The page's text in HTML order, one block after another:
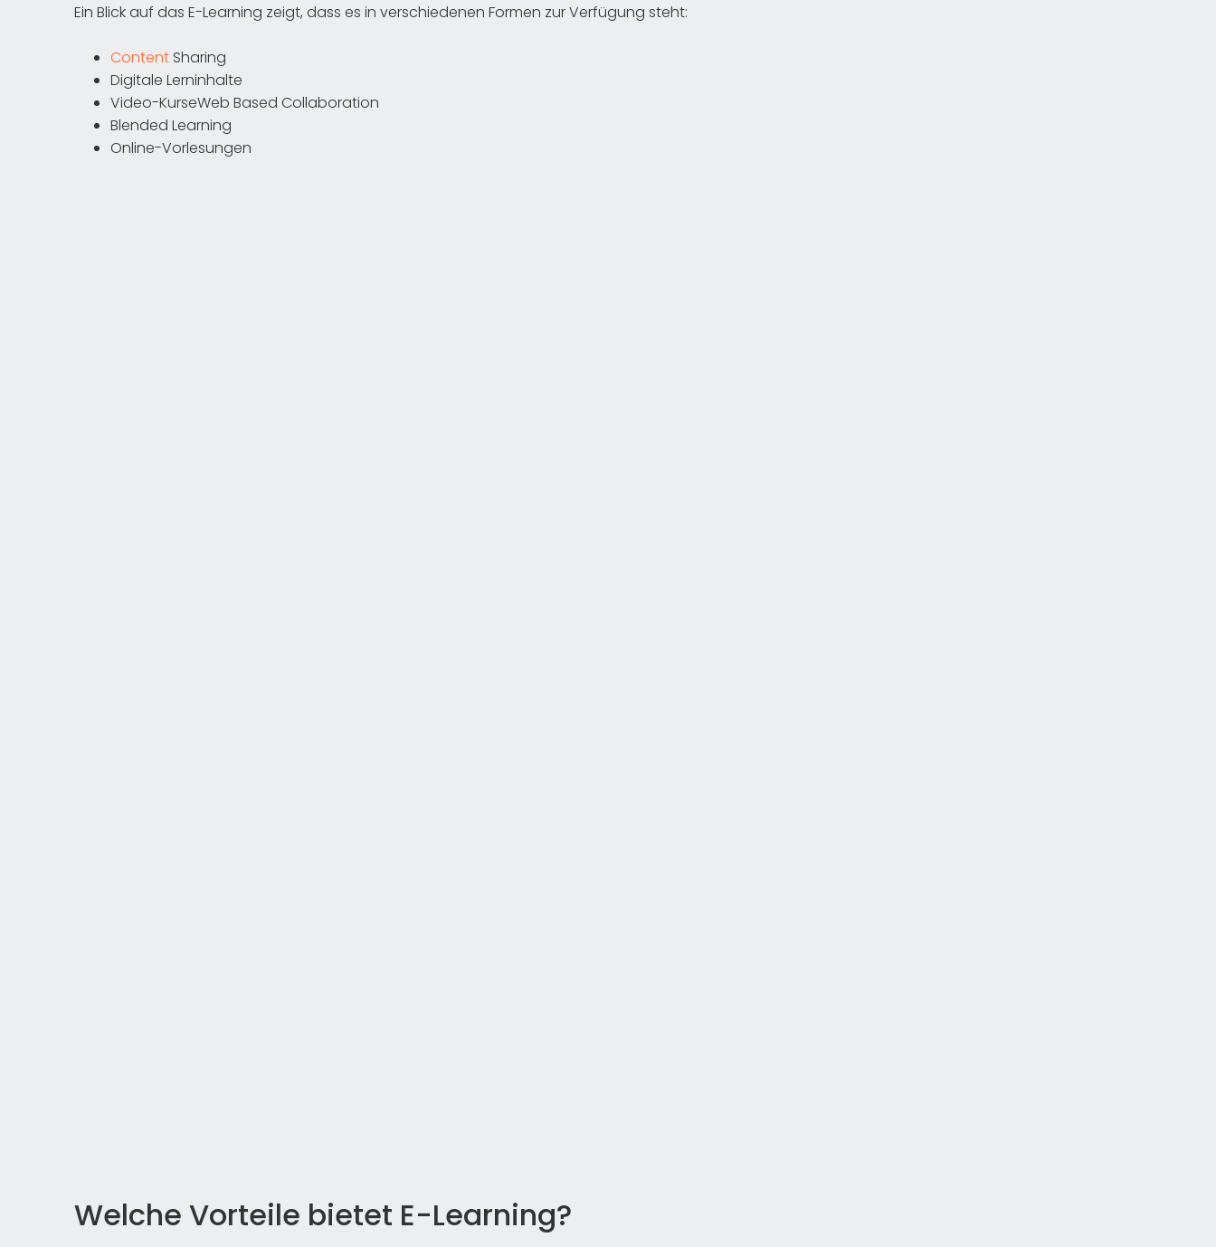
Ein Blick auf das E-Learning zeigt, dass es in verschiedenen Formen zur Verfügung steht:
Content Sharing
Digitale Lerninhalte
Video-KurseWeb Based Collaboration
Blended Learning
Online-Vorlesungen
Welche Vorteile bietet E-Learning?